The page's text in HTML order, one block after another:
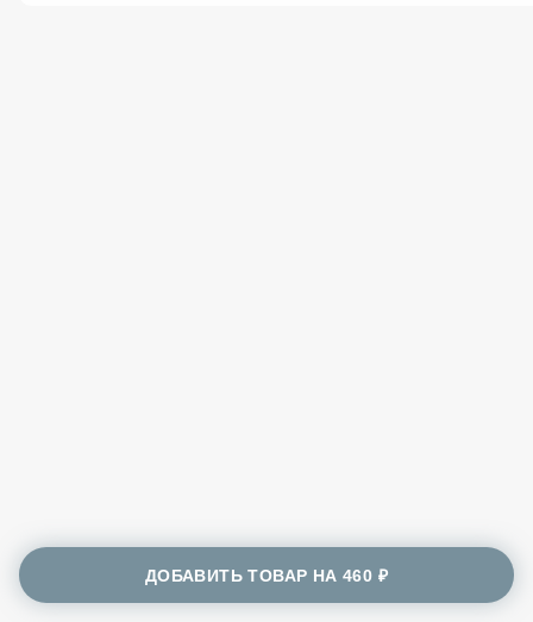
ДОБАВИТЬ ТОВАР НА460 ₽